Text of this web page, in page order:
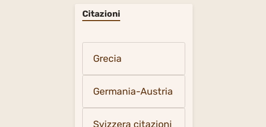
Citazioni
Grecia
Germania-Austria
Svizzera citazioni